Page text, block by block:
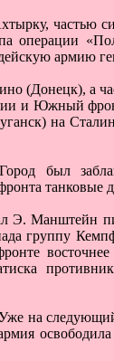
частью
операции
армию
(Донецк), а
и Южный
на
был
танковые
Э. Манштейн
группу
восточнее
на